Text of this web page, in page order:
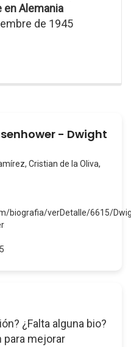
en Alemania
de 1945
- Dwight
Cristian de la Oliva,
biografia/verDetalle/6615/
¿Falta alguna bio?
para mejorar